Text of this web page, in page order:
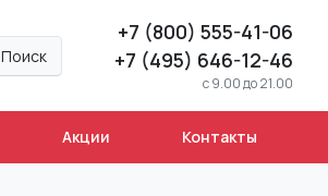
Поиск
+7 (800) 555-41-06
+7 (495) 646-12-46
c 9.00 до 21.00
Акции Контакты